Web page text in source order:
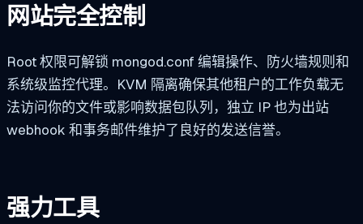
网站完全控制
Root 权限可解锁 mongod.conf 编辑操作、防火墙规则和
系统级监控代理。KVM 隔离确保其他租户的工作负载无
法访问你的文件或影响数据包队列，独立 IP 也为出站
webhook 和事务邮件维护了良好的发送信誉。
强力工具